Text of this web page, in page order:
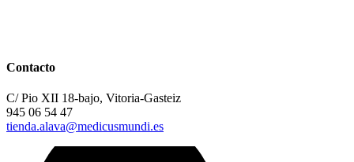
Contacto
C/ Pio XII 18-bajo, Vitoria-Gasteiz
945 06 54 47
tienda.alava@medicusmundi.es